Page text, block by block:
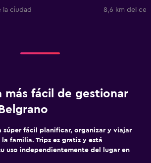
la ciudad
8,6 km del
más fácil de gestionar
súper fácil planificar, organizar y viajar
familia. Trips es gratis y está
uso independientemente del lugar en